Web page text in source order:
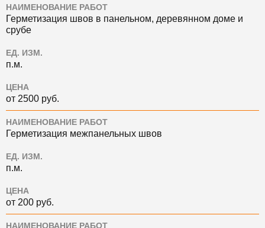
НАИМЕНОВАНИЕ РАБОТ
Герметизация швов в панельном, деревянном доме и
срубе
ЕД. ИЗМ.
п.м.
ЦЕНА
от 2500 руб.
НАИМЕНОВАНИЕ РАБОТ
Герметизация межпанельных швов
ЕД. ИЗМ.
п.м.
ЦЕНА
от 200 руб.
НАИМЕНОВАНИЕ РАБОТ